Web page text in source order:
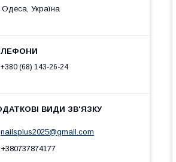
Одеса, Україна
+380 (68) 143-26-24
nailsplus2025@gmail.com
+380737874177